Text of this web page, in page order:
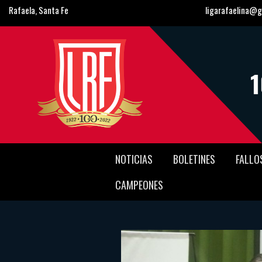
Rafaela, Santa Fe
NOTICIAS BOLETINES
CAMPEONES